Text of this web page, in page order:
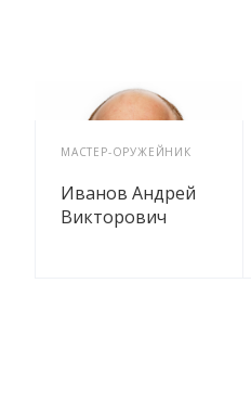
МАСТЕР-ОРУЖЕЙНИК
Иванов Андрей
Викторович